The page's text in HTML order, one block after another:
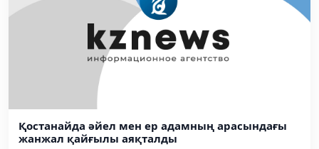
Қостанайда әйел мен ер адамның арасындағы
жанжал қайғылы аяқталды